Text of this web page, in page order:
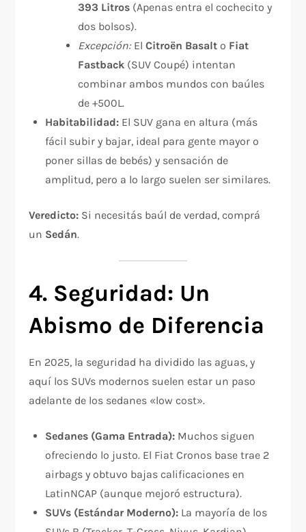
393 Litros (Apenas entra el cochecito y
dos bolsos).
Excepción:ElCitroën Basalt o Fiat
Fastback (SUV Coupé) intentan
combinar ambos mundos con baúles
de +500L.
Habitabilidad: El SUV gana en altura (más
fácil subir y bajar, ideal para gente mayor o
poner sillas de bebés) y sensación de
amplitud, pero a lo largo suelen ser similares.
Veredicto: Si necesitás baúl de verdad, comprá
un Sedán.
4. Seguridad: Un
Abismo de Diferencia
En 2025, la seguridad ha dividido las aguas, y
aquí los SUVs modernos suelen estar un paso
adelante de los sedanes «low cost».
Sedanes (Gama Entrada): Muchos siguen
ofreciendo lo justo. El Fiat Cronos base trae 2
airbags y obtuvo bajas calificaciones en
LatinNCAP (aunque mejoró estructura).
SUVs (Estándar Moderno): La mayoría de los